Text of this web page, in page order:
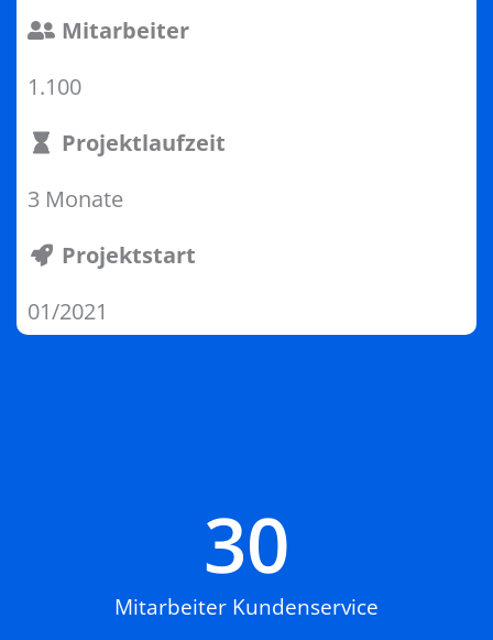
Mitarbeiter
1.100
Projektlaufzeit
3 Monate
Projektstart
01/2021
Mitarbeiter Kundenservice
30